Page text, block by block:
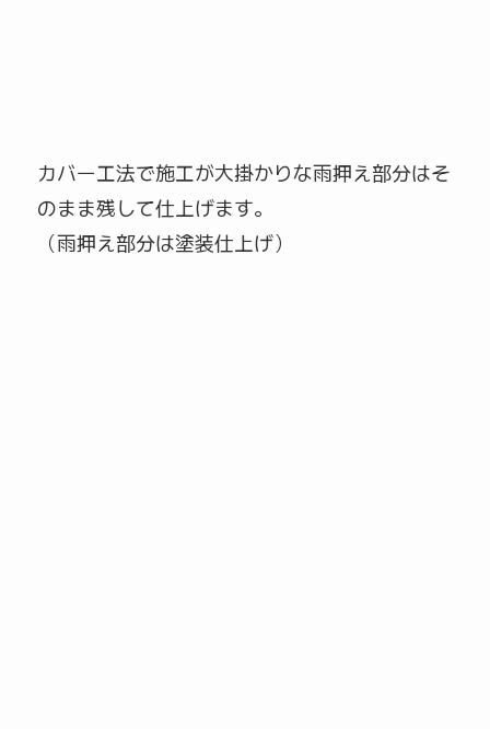
カバー工法で施工が大掛かりな雨押え部分はそ
のまま残して仕上げます。
（雨押え部分は塗装仕上げ）